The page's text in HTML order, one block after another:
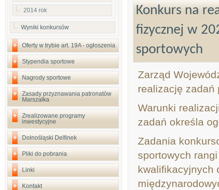
2014 rok
Wyniki konkursów
Oferty w trybie art. 19A - ogłoszenia
Stypendia sportowe
Nagrody sportowe
Zasady przyznawania patronatów
Marszałka
Zrealizowane programy
inwestycyjne
Dolnośląski Delfinek
Pliki do pobrania
Linki
Kontakt
Konkurs na
fizycznej w
sportowych
Zarząd
realizację zadań
Warunki
zadań określa
Zadania
sportowych
kwalifikacyjnych